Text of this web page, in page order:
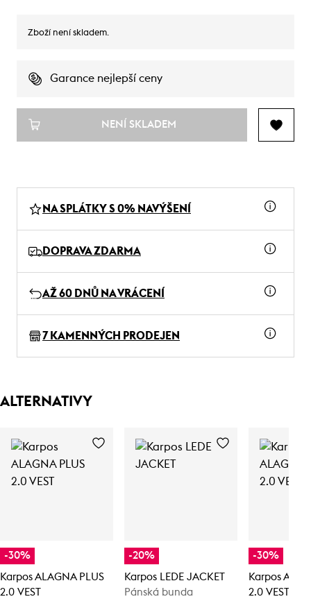
Zboží není skladem.
Garance nejlepší ceny
NENÍ SKLADEM
NA SPLÁTKY S 0% NAVÝŠENÍ
DOPRAVA ZDARMA
AŽ 60 DNŮ NA VRÁCENÍ
7 KAMENNÝCH PRODEJEN
ALTERNATIVY
-30%
Karpos ALAGNA PLUS
2.0 VEST
-20%
Karpos LEDE JACKET
Pánská bunda
-30%
Karpos
2.0 VEST